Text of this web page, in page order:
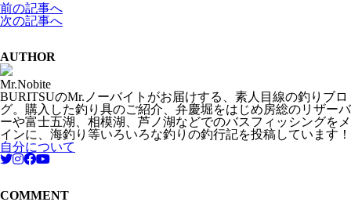
前の記事へ
次の記事へ
AUTHOR
Mr.Nobite
BURITSUのMr.ノーバイトがお届けする、素人目線の釣りブロ
グ。購入した釣り具のご紹介、弁慶堀をはじめ房総のリザーバ
ーや富士五湖、相模湖、芦ノ湖などでのバスフィッシングをメ
インに、海釣り等いろいろな釣りの釣行記を投稿しています！
自分について
COMMENT